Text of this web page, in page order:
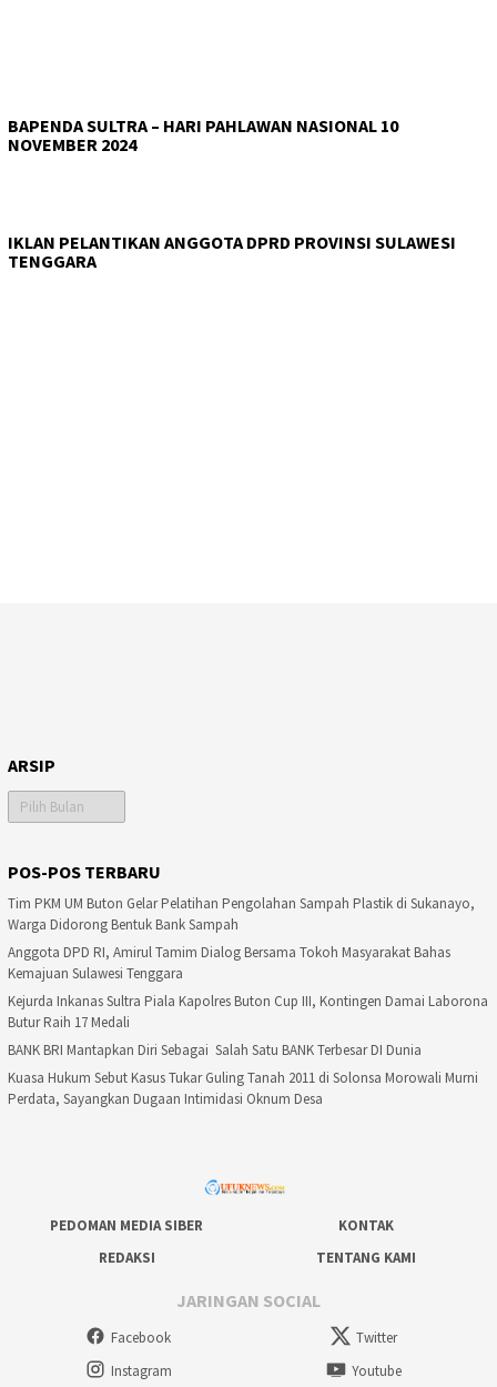
BAPENDA SULTRA – HARI PAHLAWAN NASIONAL 10
NOVEMBER 2024
IKLAN PELANTIKAN ANGGOTA DPRD PROVINSI SULAWESI
TENGGARA
ARSIP
Arsip
POS-POS TERBARU
Tim PKM UM Buton Gelar Pelatihan Pengolahan Sampah Plastik di Sukanayo,
Warga Didorong Bentuk Bank Sampah
Anggota DPD RI, Amirul Tamim Dialog Bersama Tokoh Masyarakat Bahas
Kemajuan Sulawesi Tenggara
Kejurda Inkanas Sultra Piala Kapolres Buton Cup III, Kontingen Damai Laborona
Butur Raih 17 Medali
BANK BRI Mantapkan Diri Sebagai Salah Satu BANK Terbesar DI Dunia
Kuasa Hukum Sebut Kasus Tukar Guling Tanah 2011 di Solonsa Morowali Murni
Perdata, Sayangkan Dugaan Intimidasi Oknum Desa
PEDOMAN MEDIA SIBER
KONTAK
REDAKSI
TENTANG KAMI
JARINGAN SOCIAL
Facebook
Twitter
Instagram
Youtube